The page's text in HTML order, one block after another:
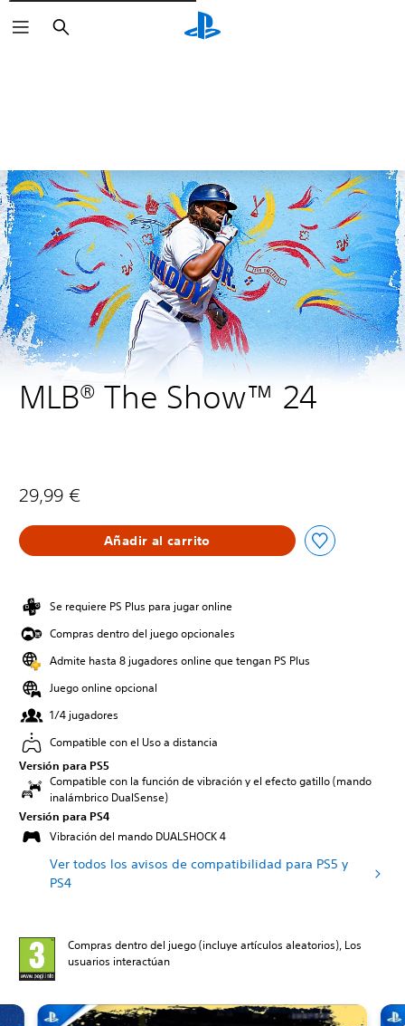
Buscar
MLB® The Show™ 24
29,99 €
Añadir al carrito
Se requiere PS Plus para jugar online
Compras dentro del juego opcionales
Admite hasta 8 jugadores online que tengan PS Plus
Juego online opcional
1/4 jugadores
Compatible con el Uso a distancia
Versión para PS5
Compatible con la función de vibración y el efecto gatillo (mando
inalámbrico DualSense)
Versión para PS4
Vibración del mando DUALSHOCK 4
Ver todos los avisos de compatibilidad para PS5 y
PS4
Compras dentro del juego (incluye artículos aleatorios), Los
usuarios interactúan